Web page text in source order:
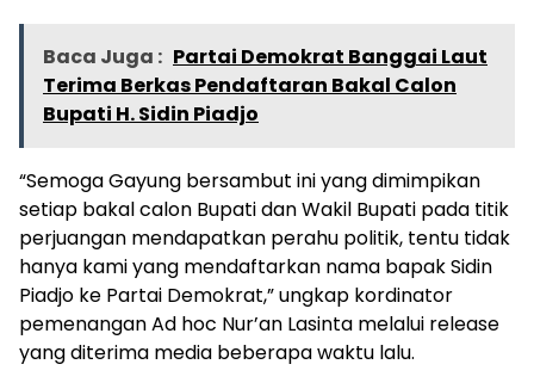
Baca Juga : Partai Demokrat Banggai Laut
Terima Berkas Pendaftaran Bakal Calon
Bupati H. Sidin Piadjo
“Semoga Gayung bersambut ini yang dimimpikan
setiap bakal calon Bupati dan Wakil Bupati pada titik
perjuangan mendapatkan perahu politik, tentu tidak
hanya kami yang mendaftarkan nama bapak Sidin
Piadjo ke Partai Demokrat,” ungkap kordinator
pemenangan Ad hoc Nur’an Lasinta melalui release
yang diterima media beberapa waktu lalu.